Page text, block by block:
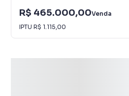
R$ 465.000,00Venda
IPTU R$ 1.115,00